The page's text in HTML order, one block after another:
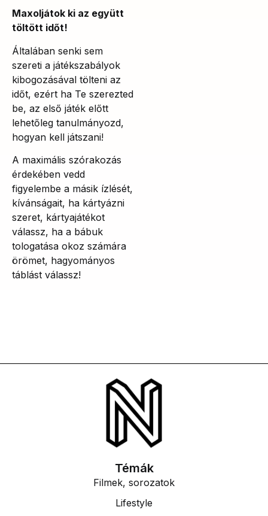
Maxoljátok ki az együtt
töltött időt!
Általában senki sem
szereti a játékszabályok
kibogozásával tölteni az
időt, ezért ha Te szerezted
be, az első játék előtt
lehetőleg tanulmányozd,
hogyan kell játszani!
A maximális szórakozás
érdekében vedd
figyelembe a másik ízlését,
kívánságait, ha kártyázni
szeret, kártyajátékot
válassz, ha a bábuk
tologatása okoz számára
örömet, hagyományos
táblást válassz!
Témák
Filmek, sorozatok
Lifestyle